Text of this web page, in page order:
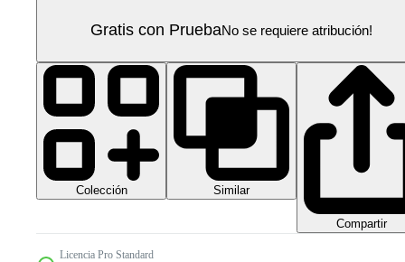
Gratis con PruebaNo se requiere atribución!
Colección Similar
Compartir
Licencia Pro Standard